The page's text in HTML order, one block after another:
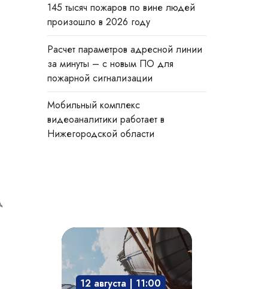
145 тысяч пожаров по вине людей
произошло в 2026 году
Расчет параметров адресной линии
за минуты – с новым ПО для
пожарной сигнализации
Мобильный комплекс
видеоаналитики работает в
Нижегородской области
Взрывозащита
технологического
оборудования:
защита12 августа | 11:00